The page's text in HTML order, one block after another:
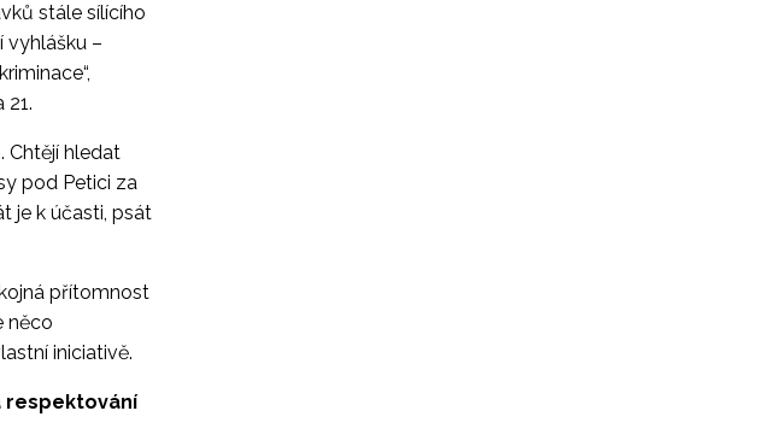
stále sílícího
vyhlášku –
21.
Chtějí hledat
pod Petici za
je k účasti, psát
přítomnost
něco
iniciativě.
respektování